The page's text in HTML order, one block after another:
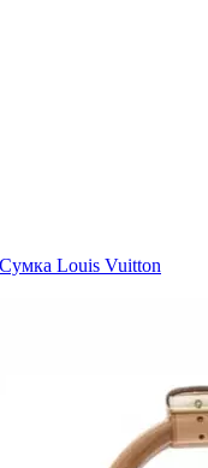
Сумка Louis Vuitton